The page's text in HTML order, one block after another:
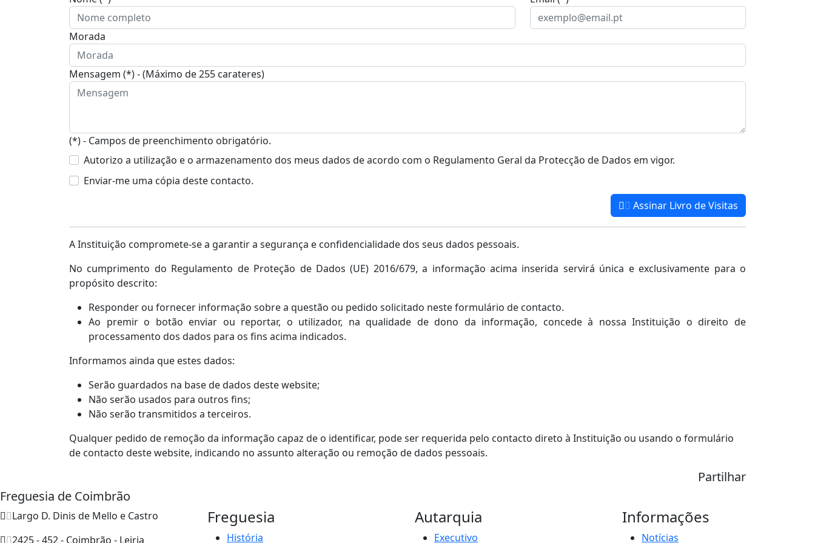
Morada
Mensagem (*) - (Máximo de 255 carateres)
(*) - Campos de preenchimento obrigatório.
Autorizo a utilização e o armazenamento dos meus dados de acordo com o Regulamento Geral da Protecção de Dados em vigor.
Enviar-me uma cópia deste contacto.
Assinar Livro de Visitas
A Instituição compromete-se a garantir a segurança e confidencialidade dos seus dados pessoais.
No cumprimento do Regulamento de Proteção de Dados (UE) 2016/679, a informação acima inserida servirá única e exclusivamente para o
propósito descrito:
Responder ou fornecer informação sobre a questão ou pedido solicitado neste formulário de contacto.
Ao premir o botão enviar ou reportar, o utilizador, na qualidade de dono da informação, concede à nossa Instituição o direito de
processamento dos dados para os fins acima indicados.
Informamos ainda que estes dados:
Serão guardados na base de dados deste website;
Não serão usados para outros fins;
Não serão transmitidos a terceiros.
Qualquer pedido de remoção da informação capaz de o identificar, pode ser requerida pelo contacto direto à Instituição ou usando o formulário
de contacto deste website, indicando no assunto alteração ou remoção de dados pessoais.
Partilhar
Freguesia de Coimbrão
Largo D. Dinis de Mello e Castro
2425 - 452 - Coimbrão - Leiria
Freguesia
História
Autarquia
Executivo
Informações
Notícias